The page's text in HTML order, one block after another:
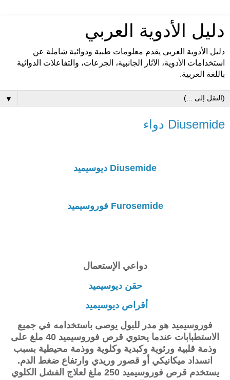
دليل الأدوية العربي
دليل الأدوية العربي يقدم معلومات طبية ودوائية شاملة عن
استخدامات الأدوية، الآثار الجانبية، الجرعات، والتفاعلات الدوائية
باللغة العربية.
▼
Diusemide دواء
Diusemide ديوسيميد
Furosemide فوروسيميد
دواعي الإستعمال
حقن ديوسيميد
أقراص ديوسيميد
فوروسيميد هو مدر للبول يوصى باستخدامه في جميع
الاستطبابات عندما يحتوي قرص فوروسيميد 40 ملغ على
وذمة قلبية ورئوية وكبدية وكلوية ووذمة محيطية بسبب
انسداد ميكانيكي أو قصور وريدي وارتفاع ضغط الدم.
يستخدم قرص فوروسيميد 250 ملغ لعلاج الفشل الكلوي